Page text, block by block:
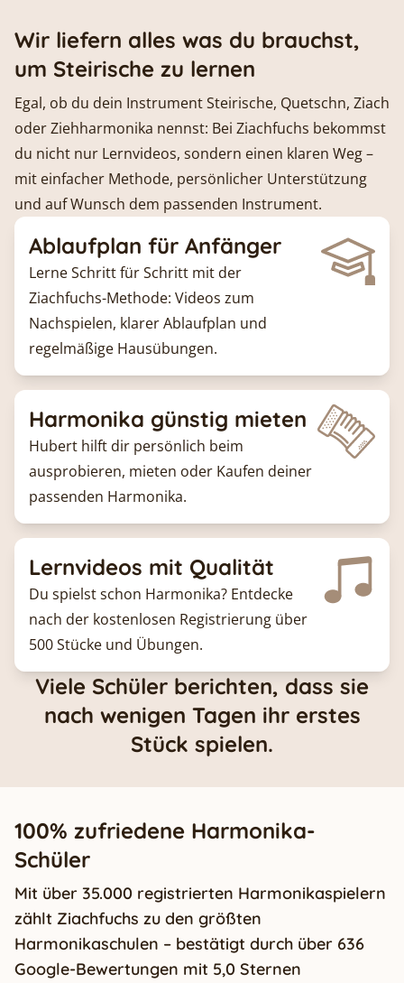
Wir liefern alles was du brauchst,
um Steirische zu lernen
Egal, ob du dein Instrument Steirische, Quetschn, Ziach
oder Ziehharmonika nennst: Bei Ziachfuchs bekommst
du nicht nur Lernvideos, sondern einen klaren Weg –
mit einfacher Methode, persönlicher Unterstützung
und auf Wunsch dem passenden Instrument.
Ablaufplan für Anfänger
Lerne Schritt für Schritt mit der
Ziachfuchs-Methode: Videos zum
Nachspielen, klarer Ablaufplan und
regelmäßige Hausübungen.
Harmonika günstig mieten
Hubert hilft dir persönlich beim
ausprobieren, mieten oder Kaufen deiner
passenden Harmonika.
Lernvideos mit Qualität
Du spielst schon Harmonika? Entdecke
nach der kostenlosen Registrierung über
500 Stücke und Übungen.
Viele Schüler berichten, dass sie
nach wenigen Tagen ihr erstes
Stück spielen.
100% zufriedene Harmonika-
Schüler
Mit über 35.000 registrierten Harmonikaspielern
zählt Ziachfuchs zu den größten
Harmonikaschulen – bestätigt durch über 636
Google-Bewertungen mit 5,0 Sternen